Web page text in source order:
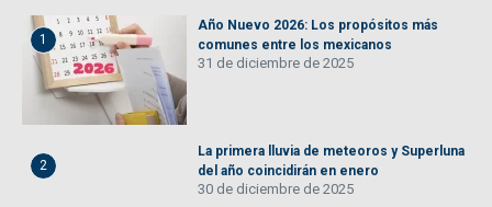
1
Año Nuevo 2026: Los propósitos más
comunes entre los mexicanos
31 de diciembre de 2025
2
La primera lluvia de meteoros y Superluna
del año coincidirán en enero
30 de diciembre de 2025